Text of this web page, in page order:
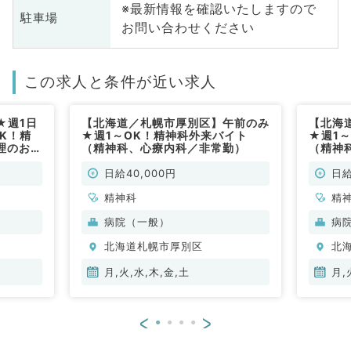
駐車場
※最新情報を確認いたしますので
お問い合わせください
この求人と条件が近い求人
週1日
！精
のお仕
【北海道／札幌市厚別区】午前のみ
★週1～OK！精神科外来バイト
（精神科、心療内科／非常勤）
日給40,000円
精神科
病院（一般）
北海道札幌市厚別区
月,火,水,木,金,土
【北
★週1～
（精
日
精
病
北
月,
< >